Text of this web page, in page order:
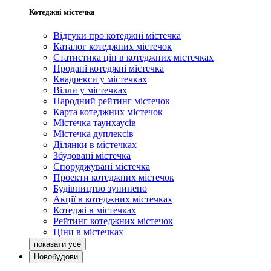
Котеджні містечка
Відгуки про котеджні містечка
Каталог котеджних містечок
Статистика цін в котеджних містечках
Продані котеджні містечка
Квадрекси у містечках
Вілли у містечках
Народний рейтинг містечок
Карта котеджних містечок
Містечка таунхаусів
Містечка дуплексів
Ділянки в містечках
Збудовані містечка
Споруджувані містечка
Проекти котеджних містечок
Будівництво зупинено
Акції в котеджних містечках
Котеджі в містечках
Рейтинг котеджних містечок
Ціни в містечках
Новобудови